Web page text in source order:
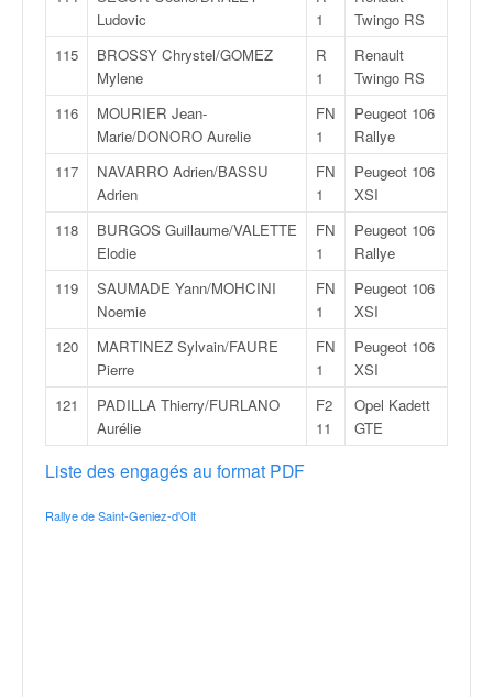
Ludovic
1
Twingo RS
115
BROSSY Chrystel/GOMEZ
Mylene
R
1
Renault
Twingo RS
116
MOURIER Jean-
Marie/DONORO Aurelie
FN
1
Peugeot 106
Rallye
117
NAVARRO Adrien/BASSU
Adrien
FN
1
Peugeot 106
XSI
118
BURGOS Guillaume/VALETTE
Elodie
FN
1
Peugeot 106
Rallye
119
SAUMADE Yann/MOHCINI
Noemie
FN
1
Peugeot 106
XSI
120
MARTINEZ Sylvain/FAURE
Pierre
FN
1
Peugeot 106
XSI
121
PADILLA Thierry/FURLANO
Aurélie
F2
11
Opel Kadett
GTE
Liste des engagés au format PDF
Rallye de Saint-Geniez-d'Olt